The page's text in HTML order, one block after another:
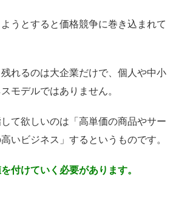
うとすると価格競争に巻き込まれて
れるのは大企業だけで、個人や中小
モデルではありません。
て欲しいのは「高単価の商品やサー
いビジネス」するというものです。
付けていく必要があります。